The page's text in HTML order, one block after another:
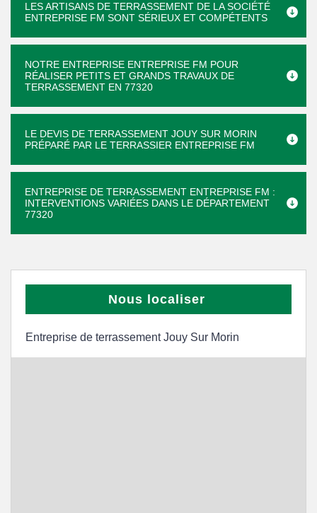
LES ARTISANS DE TERRASSEMENT DE LA SOCIÉTÉ
ENTREPRISE FM SONT SÉRIEUX ET COMPÉTENTS
NOTRE ENTREPRISE ENTREPRISE FM POUR
RÉALISER PETITS ET GRANDS TRAVAUX DE
TERRASSEMENT EN 77320
LE DEVIS DE TERRASSEMENT JOUY SUR MORIN
PRÉPARÉ PAR LE TERRASSIER ENTREPRISE FM
ENTREPRISE DE TERRASSEMENT ENTREPRISE FM :
INTERVENTIONS VARIÉES DANS LE DÉPARTEMENT
77320
Nous localiser
Entreprise de terrassement Jouy Sur Morin